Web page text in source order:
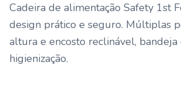
Cadeira de alimentação Safety 1st
design prático e seguro. Múltiplas
altura e encosto reclinável,
higienização.